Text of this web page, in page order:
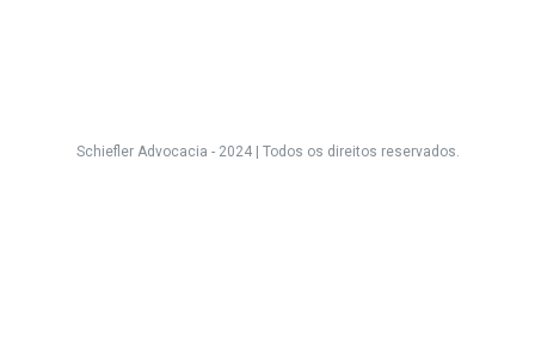
Schiefler Advocacia - 2024 | Todos os direitos reservados.